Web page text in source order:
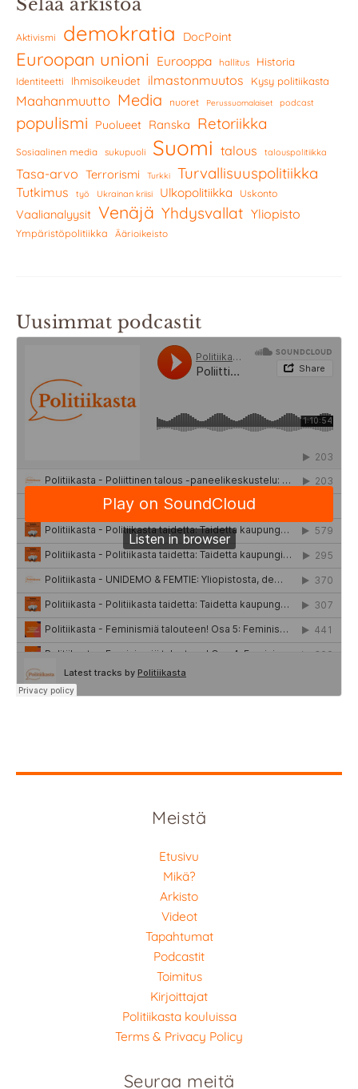
Selaa arkistoa
Aktivismi demokratia DocPoint
Euroopan unioni Eurooppa hallitus Historia
Identiteetti Ihmisoikeudet ilmastonmuutos Kysy politiikasta
Maahanmuutto Media nuoret Perussuomalaiset podcast
populismi Puolueet Ranska Retoriikka
Sosiaalinen media sukupuoli Suomi talous talouspolitiikka
Tasa-arvo Terrorismi Turkki Turvallisuuspolitiikka
Tutkimus työ Ukrainan kriisi Ulkopolitiikka Uskonto
Vaalianalyysit Venäjä Yhdysvallat Yliopisto
Ympäristöpolitiikka Äärioikeisto
Uusimmat podcastit
Meistä
Etusivu
Mikä?
Arkisto
Videot
Tapahtumat
Podcastit
Toimitus
Kirjoittajat
Politiikasta kouluissa
Terms & Privacy Policy
Seuraa meitä